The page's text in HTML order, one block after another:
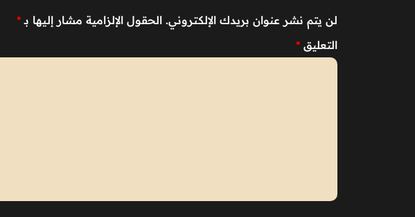
لن يتم نشر عنوان بريدك الإلكتروني. الحقول الإلزامية مشار إليها بـ *
التعليق *